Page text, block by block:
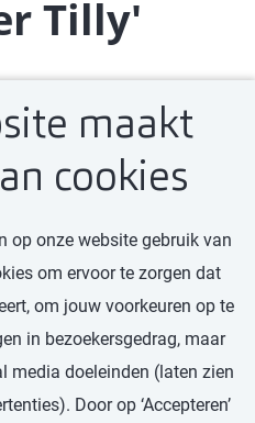
maakt
cookies
op onze website gebruik van
om ervoor te zorgen dat
om jouw voorkeuren op te
in bezoekersgedrag, maar
media doeleinden (laten zien
Door op ‘Accepteren’
Tilly'